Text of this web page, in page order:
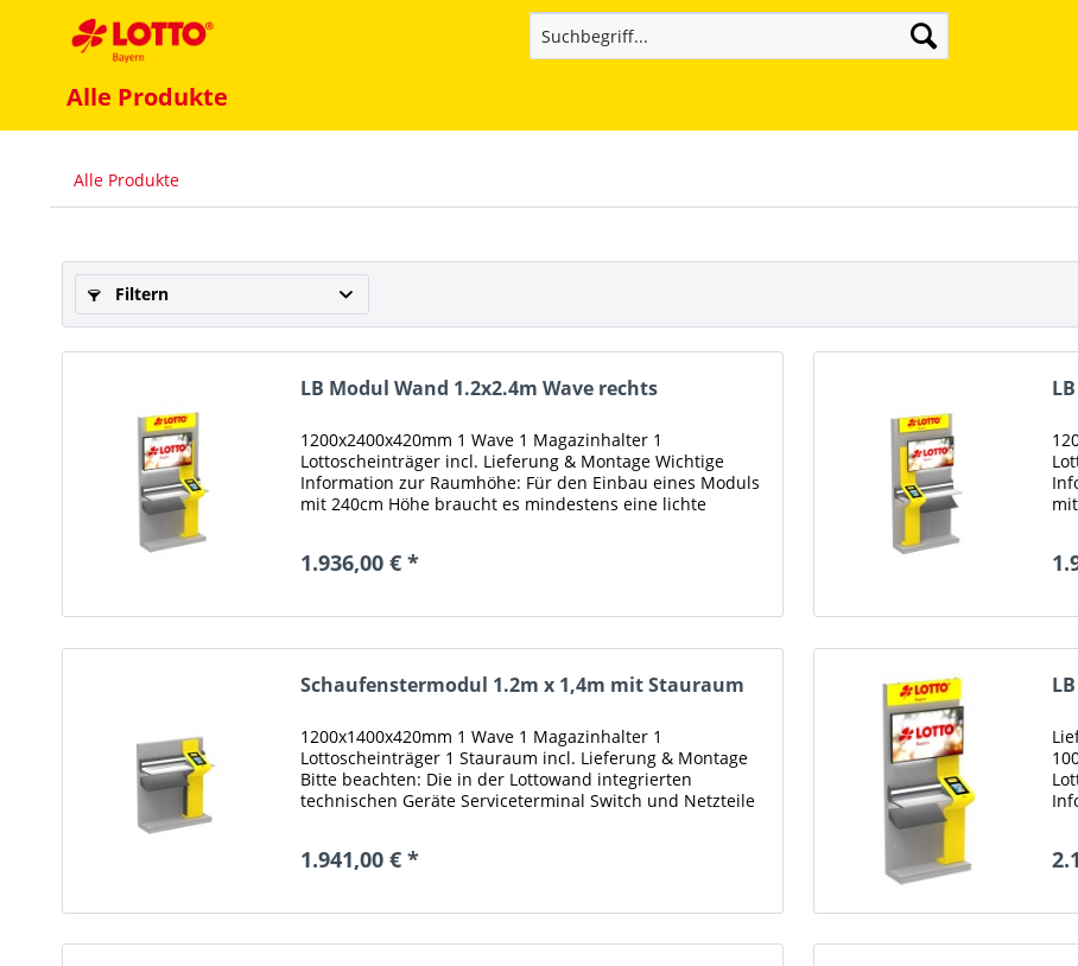
Alle Produkte
Alle Produkte
Filtern
LB Modul Wand 1.2x2.4m Wave rechts
1200x2400x420mm 1 Wave 1 Magazinhalter 1
Lottoscheinträger incl. Lieferung & Montage Wichtige
Information zur Raumhöhe: Für den Einbau eines Moduls
mit 240cm Höhe braucht es mindestens eine lichte
1.936,00 € *
Schaufenstermodul 1.2m x 1,4m mit Stauraum
1200x1400x420mm 1 Wave 1 Magazinhalter 1
Lottoscheinträger 1 Stauraum incl. Lieferung & Montage
Bitte beachten: Die in der Lottowand integrierten
technischen Geräte Serviceterminal Switch und Netzteile
1.941,00 € *